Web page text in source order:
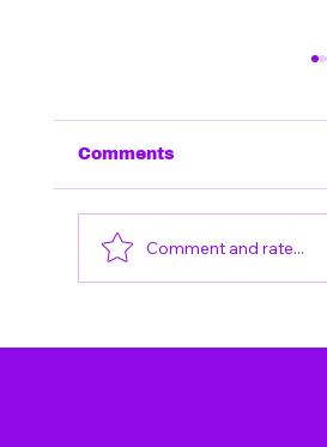
Comments
Comment and rate...